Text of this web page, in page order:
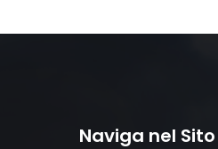
Naviga nel Sito